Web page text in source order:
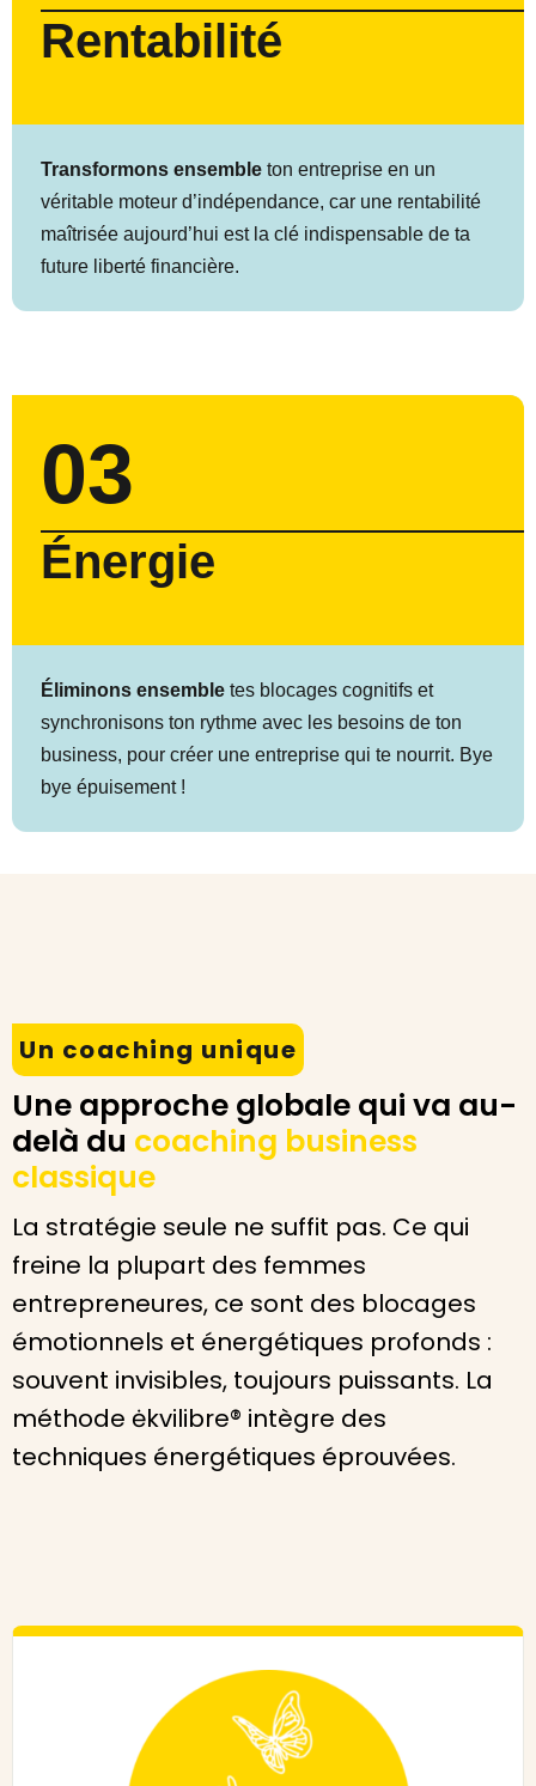
Rentabilité
Transformons ensemble ton entreprise en un
véritable moteur d’indépendance, car une rentabilité
maîtrisée aujourd’hui est la clé indispensable de ta
future liberté financière.
03
Énergie
Éliminons ensemble tes blocages cognitifs et
synchronisons ton rythme avec les besoins de ton
business, pour créer une entreprise qui te nourrit. Bye
bye épuisement !
Un coaching unique
Une approche globale qui va au-
delà du coaching business
classique
La stratégie seule ne suffit pas. Ce qui
freine la plupart des femmes
entrepreneures, ce sont des blocages
émotionnels et énergétiques profonds :
souvent invisibles, toujours puissants. La
méthode ėkvilibre® intègre des
techniques énergétiques éprouvées.